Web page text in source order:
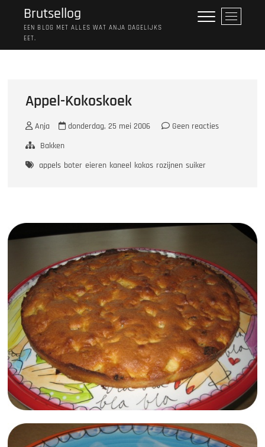
Brutsellog
EEN BLOG MET ALLES WAT ANJA DAGELIJKS
EET.
M
e
Appel-Kokoskoek
Anja donderdag, 25 mei 2006
Geen reacties
Bakken
appels boter eieren kaneel kokos rozijnen suiker